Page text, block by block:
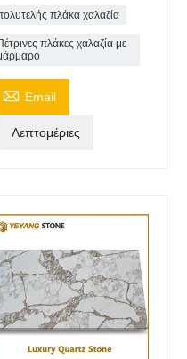
πλάκα χαλαζία
πλάκες χαλαζία με
 Email
Λεπτομέριες